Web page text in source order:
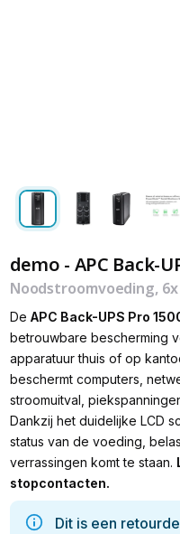
demo - APC Back-
Noodstroomvoeding, 6x
De APC Back-UPS Pro
betrouwbare bescherming
apparatuur thuis of op
beschermt computers,
stroomuitval,
Dankzij het duidelijke LCD
status van de voeding,
verrassingen komt te staan.
stopcontacten.
Dit is een